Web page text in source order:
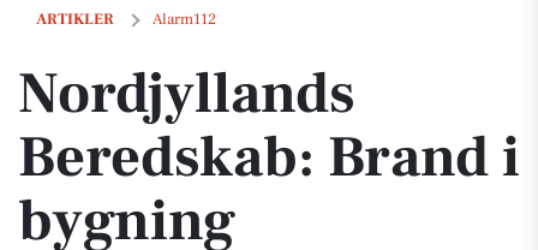
ARTIKLER Alarm112
Nordjyllands Beredskab: Brand i bygning
Nordjyllands
Beredskab: Brand i
bygning